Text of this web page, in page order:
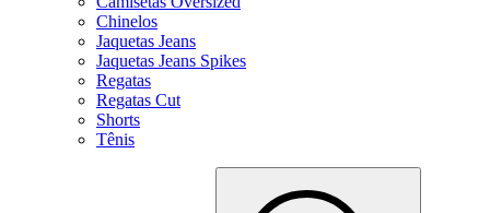
Chinelos
Jaquetas Jeans
Jaquetas Jeans Spikes
Regatas
Regatas Cut
Shorts
Tênis